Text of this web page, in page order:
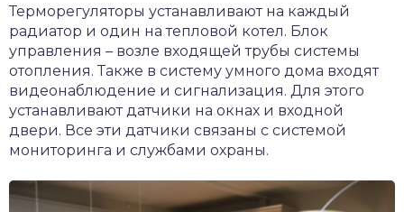
Терморегуляторы устанавливают на каждый
радиатор и один на тепловой котел. Блок
управления – возле входящей трубы системы
отопления. Также в систему умного дома входят
видеонаблюдение и сигнализация. Для этого
устанавливают датчики на окнах и входной
двери. Все эти датчики связаны с системой
мониторинга и службами охраны.